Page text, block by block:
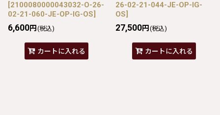
[2100080000043032-O-26-
02-21-060-JE-OP-IG-OS]
6,600円 (税込)
カートに入れる
26-02-21-044-JE-OP-IG-
OS]
27,500円 (税込)
カートに入れる